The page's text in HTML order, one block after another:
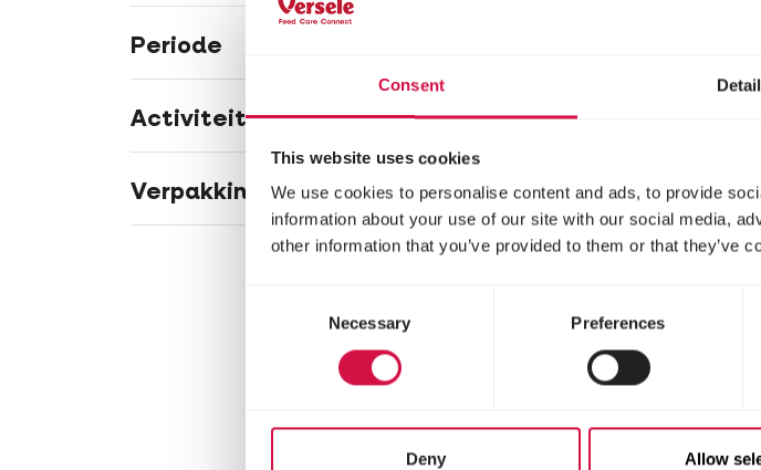
Consent
This website uses cookies
We use cookies to personalise content and ads, to provide
information about your use of our site with our social media,
other information that you’ve provided to them or that they’ve
Necessary Preferences
Deny Allow
Periode
Activiteitsgraad
Verpakkingsgrootte
VERSELE-LAGA
Cubetto Wood